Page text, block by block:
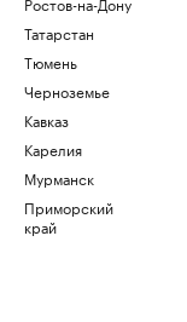
Татарстан
Тюмень
Черноземье
Кавказ
Карелия
Мурманск
Приморский
край